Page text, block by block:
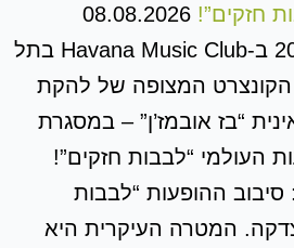
חזקים”! 08.08.2026
13 במרץ 2026 ב-Havana Music Club בתל
הקונצרט המצופה של להקת
“בז אובמז’ן” – במסגרת
העולמי “לבבות חזקים”!
ההופעות “לבבות
המטרה העיקרית היא